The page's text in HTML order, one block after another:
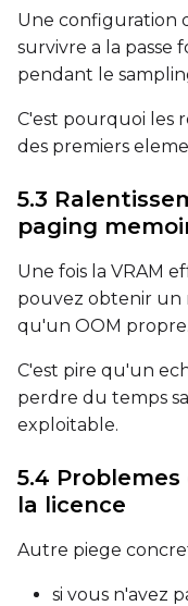
Une configuration
survivre a la passe
pendant le
C'est pourquoi les
des premiers
5.3
paging
Une fois la VRAM
pouvez obtenir un
qu'un OOM propre.
C'est pire qu'un
perdre du temps
exploitable.
5.4
la licence
Autre piege
si vous n'avez